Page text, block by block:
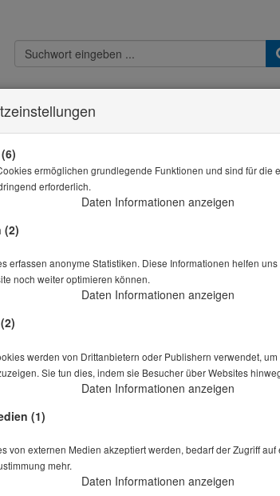
Kontakt Widerrufsbelehrung
Alle Artikel zeigen
Artikelnr.: 10-01324
aus Kunststoff
Preis auf Anfrage*
Lieferbar in auf Anfrage
Stk.
ermöglichen grundlegende Funktionen und sind für die
erforderlich.
Daten Informationen anzeigen
(2)
erfassen anonyme Statistiken. Diese Informationen helfen
noch weiter optimieren können.
Daten Informationen anzeigen
werden von Drittanbietern oder Publishern verwendet,
Sie tun dies, indem sie Besucher über Websites
Daten Informationen anzeigen
(1)
von externen Medien akzeptiert werden, bedarf der Zugriff
mehr.
Daten Informationen anzeigen